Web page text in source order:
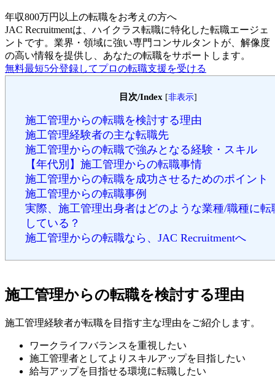
年収800万円以上の転職をお考えの方へ
JAC Recruitmentは、ハイクラス転職に特化した転職エージェ
ントです。 業界・領域に強い専門コンサルタントが、解像度
の高い情報を提供し、あなたの転職をサポートします。
無料最短5分登録してプロの転職支援を受ける
目次/Index [非表示]
施工管理からの転職を検討する理由
施工管理経験者の主な転職先
施工管理からの転職で強みとなる経験・スキル
【年代別】施工管理からの転職事情
施工管理からの転職を成功させるためのポイント
施工管理からの転職事例
実際、施工管理出身者はどのような業種/職種に転
している？
施工管理からの転職なら、JAC Recruitmentへ
施工管理からの転職を検討する理由
施工管理経験者が転職を目指す主な理由をご紹介します。
ワークライフバランスを重視したい
施工管理者としてよりスキルアップを目指したい
給与アップを目指せる環境に転職したい